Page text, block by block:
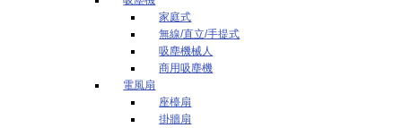
家庭式
無線/直立/手提式
吸塵機械人
商用吸塵機
電風扇
座檯扇
掛牆扇